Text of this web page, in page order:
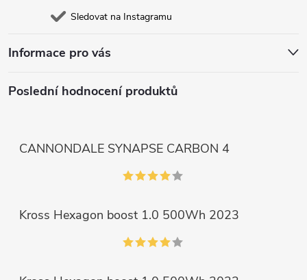
Sledovat na Instagramu
Informace pro vás
Poslední hodnocení produktů
CANNONDALE SYNAPSE CARBON 4
Kross Hexagon boost 1.0 500Wh 2023